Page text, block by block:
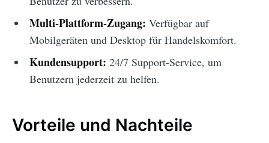
Multi-Plattform-Zugang: Verfügbar auf
Mobilgeräten und Desktop für Handelskomfort.
Kundensupport: 24/7 Support-Service, um
Benutzern jederzeit zu helfen.
Vorteile und Nachteile